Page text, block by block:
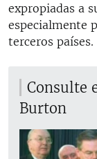
expropiadas a
especialmente
terceros países.
Consulte
Burton